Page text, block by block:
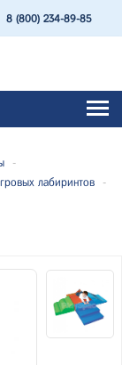
8 (800) 234-89-85
-
лабиринтов
-